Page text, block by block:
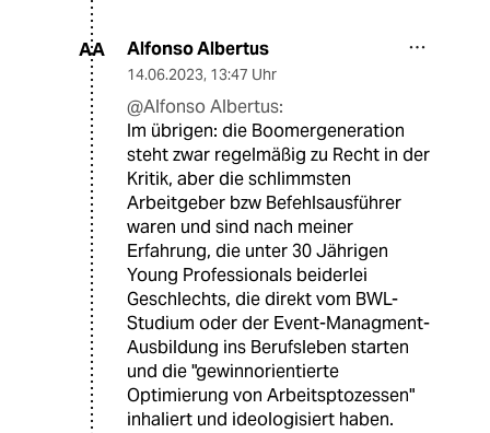
AA Alfonso Albertus
14.06.2023, 13:47 Uhr
@Alfonso Albertus:
Im übrigen: die Boomergeneration
steht zwar regelmäßig zu Recht in der
Kritik, aber die schlimmsten
Arbeitgeber bzw Befehlsausführer
waren und sind nach meiner
Erfahrung, die unter 30 Jährigen
Young Professionals beiderlei
Geschlechts, die direkt vom BWL-
Studium oder der Event-Managment-
Ausbildung ins Berufsleben starten
und die "gewinnorientierte
Optimierung von Arbeitsptozessen"
inhaliert und ideologisiert haben.